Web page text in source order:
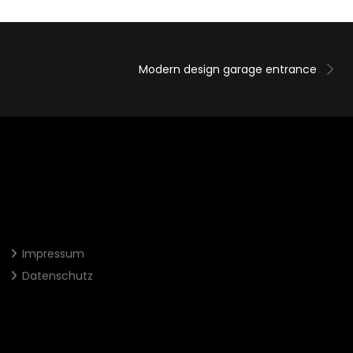
Modern design garage entrance
Impressum
Datenschutz